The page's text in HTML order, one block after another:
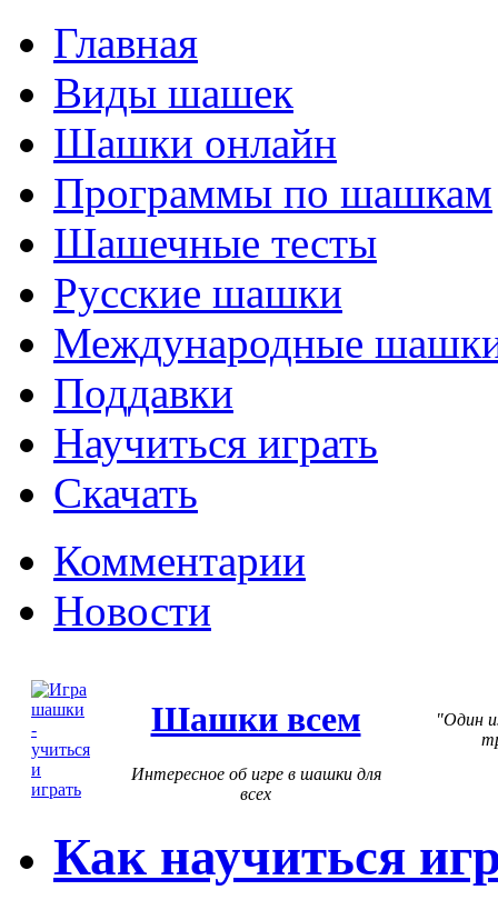
Главная
Виды шашек
Шашки онлайн
Программы по шашкам
Шашечные тесты
Русские шашки
Международные
Поддавки
Научиться играть
Скачать
Комментарии
Новости
Шашки всем
Интересное об игре в шашки для
всех
Один
Как научиться